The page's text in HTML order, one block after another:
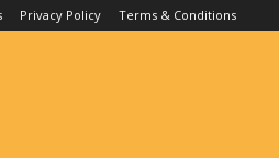
Privacy Policy Terms & Conditions